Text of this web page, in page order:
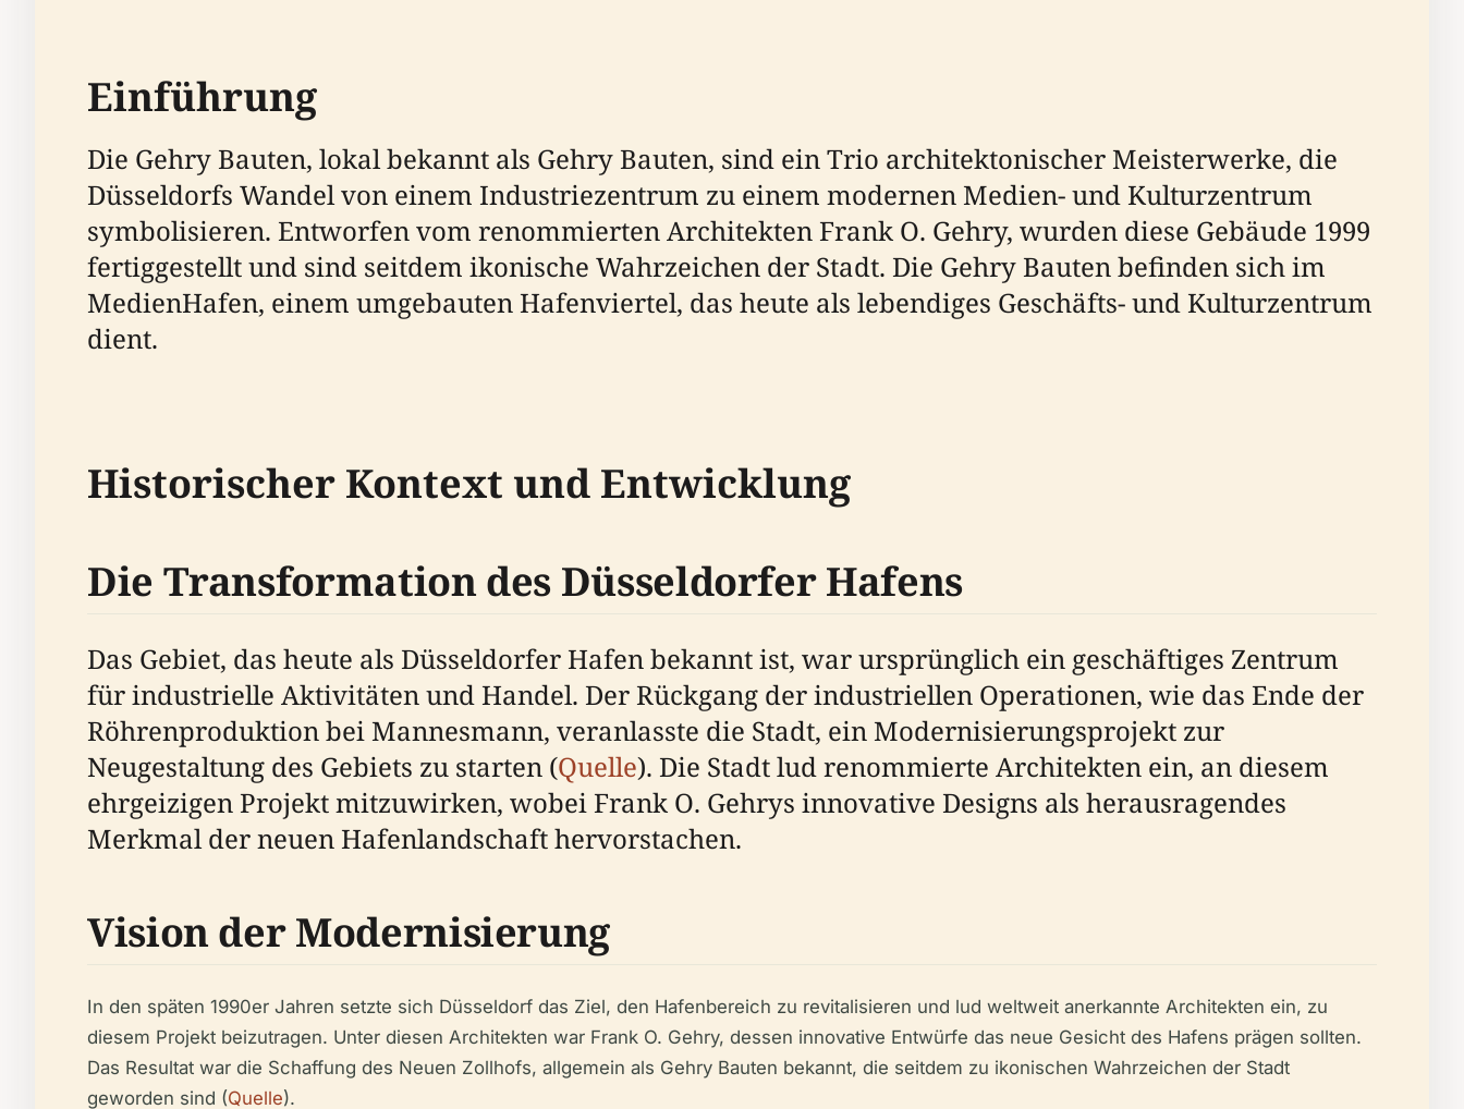
Einführung
Die Gehry Bauten, lokal bekannt als Gehry Bauten, sind ein Trio architektonischer Meisterwerke, die
Düsseldorfs Wandel von einem Industriezentrum zu einem modernen Medien- und Kulturzentrum
symbolisieren. Entworfen vom renommierten Architekten Frank O. Gehry, wurden diese Gebäude 1999
fertiggestellt und sind seitdem ikonische Wahrzeichen der Stadt. Die Gehry Bauten befinden sich im
MedienHafen, einem umgebauten Hafenviertel, das heute als lebendiges Geschäfts- und Kulturzentrum
dient.
Historischer Kontext und Entwicklung
Die Transformation des Düsseldorfer Hafens
Das Gebiet, das heute als Düsseldorfer Hafen bekannt ist, war ursprünglich ein geschäftiges Zentrum
für industrielle Aktivitäten und Handel. Der Rückgang der industriellen Operationen, wie das Ende der
Röhrenproduktion bei Mannesmann, veranlasste die Stadt, ein Modernisierungsprojekt zur
Neugestaltung des Gebiets zu starten (Quelle). Die Stadt lud renommierte Architekten ein, an diesem
ehrgeizigen Projekt mitzuwirken, wobei Frank O. Gehrys innovative Designs als herausragendes
Merkmal der neuen Hafenlandschaft hervorstachen.
Vision der Modernisierung
In den späten 1990er Jahren setzte sich Düsseldorf das Ziel, den Hafenbereich zu revitalisieren und lud weltweit anerkannte Architekten ein, zu
diesem Projekt beizutragen. Unter diesen Architekten war Frank O. Gehry, dessen innovative Entwürfe das neue Gesicht des Hafens prägen sollten.
Das Resultat war die Schaffung des Neuen Zollhofs, allgemein als Gehry Bauten bekannt, die seitdem zu ikonischen Wahrzeichen der Stadt
geworden sind (Quelle).